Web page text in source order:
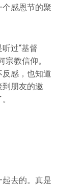
感恩节的聚
过“基督
教信仰。
感，也知道
朋友的邀
去的。真是